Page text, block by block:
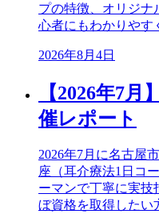
プの特徴、オリジナ
心者にもわかりやす
2026年8月4日
【2026年7
催レポート
2026年7月に名古屋
座（耳介療法1日コ
ーマンで丁寧に実技
ぼ資格を取得したい